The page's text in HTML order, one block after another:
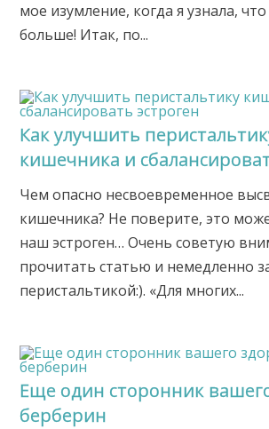
мое изумление, когда я узнала,
больше! Итак, по...
Как улучшить
кишечника и
Чем опасно несвоевременное
кишечника? Не поверите, это
наш эстроген… Очень советую
прочитать статью и немедленно
перистальтикой:). «Для многих...
Еще один сторонник
берберин